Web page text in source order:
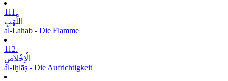
111.
اللَّھَبِ
al-Lahab - Die Flamme
112.
الْاِخْلاَصِ
al-Iḫlāṣ - Die Aufrichtigkeit